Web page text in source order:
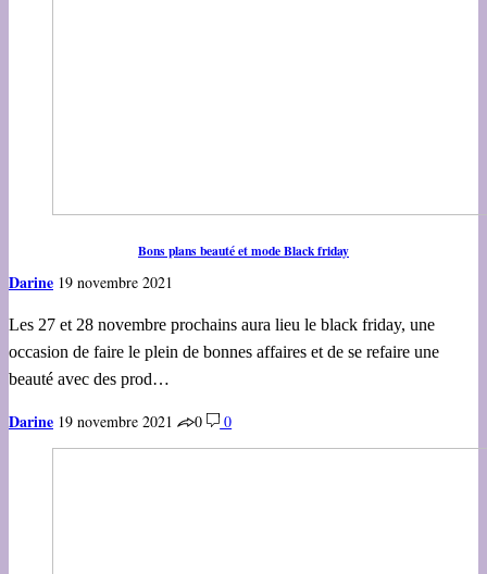
Bons plans beauté et mode Black friday
Darine 19 novembre 2021
Les 27 et 28 novembre prochains aura lieu le black friday, une
occasion de faire le plein de bonnes affaires et de se refaire une
beauté avec des prod…
Darine 19 novembre 2021 0 0